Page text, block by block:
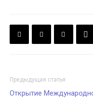
Предыдущая статья
Открытие